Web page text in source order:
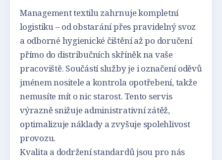
Management textilu zahrnuje kompletní
logistiku – od obstarání přes pravidelný svoz
a odborné hygienické čištění až po doručení
přímo do distribučních skříněk na vaše
pracoviště. Součástí služby je i označení oděvů
jménem nositele a kontrola opotřebení, takže
nemusíte mít o nic starost. Tento servis
výrazně snižuje administrativní zátěž,
optimalizuje náklady a zvyšuje spolehlivost
provozu.
Kvalita a dodržení standardů jsou pro nás